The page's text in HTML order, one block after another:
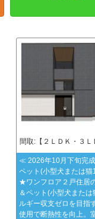
間取:【２ＬＤＫ・３Ｌ
≪ 2026年10月下旬完
ペット(小型犬または猫
★ワンフロア２戸住居
＆ペット(小型犬また
ルギー収支ゼロを目指
使用で断熱性を向上。